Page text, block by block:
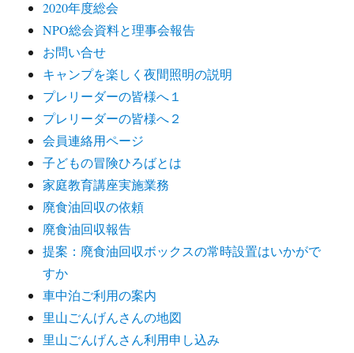
2020年度総会
NPO総会資料と理事会報告
お問い合せ
キャンプを楽しく夜間照明の説明
プレリーダーの皆様へ１
プレリーダーの皆様へ２
会員連絡用ページ
子どもの冒険ひろばとは
家庭教育講座実施業務
廃食油回収の依頼
廃食油回収報告
提案：廃食油回収ボックスの常時設置はいかがで
すか
車中泊ご利用の案内
里山ごんげんさんの地図
里山ごんげんさん利用申し込み